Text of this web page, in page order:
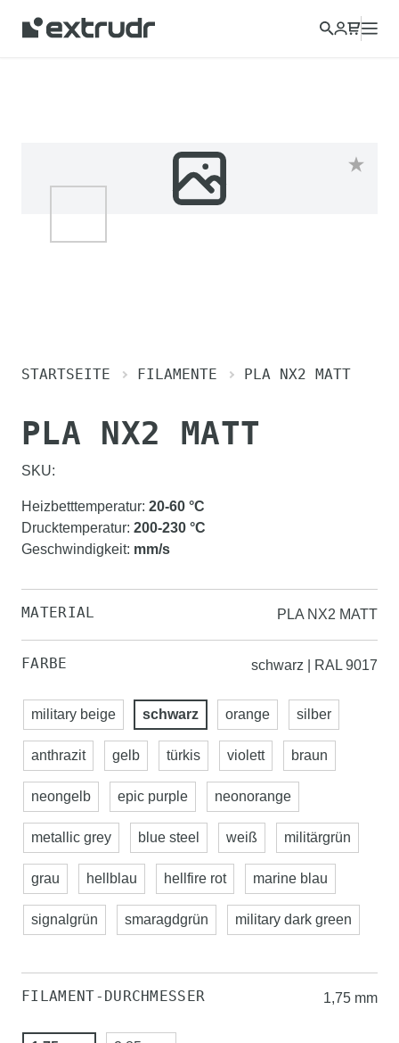
STARTSEITE FILAMENTE PLA NX2 MATT
PLA NX2 MATT
SKU:
Heizbetttemperatur: 20-60 °C
Drucktemperatur: 200-230 °C
Geschwindigkeit: mm/s
MATERIAL PLA NX2 MATT
FARBE schwarz | RAL 9017
military beige schwarz orange silber
anthrazit gelb türkis violett braun
neongelb epic purple neonorange
metallic grey blue steel weiß militärgrün
grau hellblau hellfire rot marine blau
signalgrün smaragdgrün military dark green
FILAMENT-DURCHMESSER 1,75 mm